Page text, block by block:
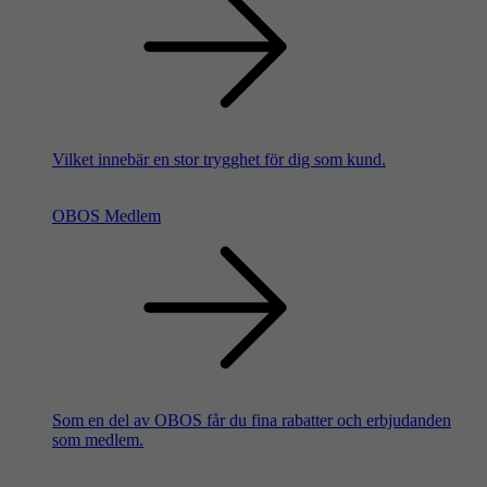
Vilket innebär en stor trygghet för dig som kund.
OBOS Medlem
Som en del av OBOS får du fina rabatter och erbjudanden
som medlem.